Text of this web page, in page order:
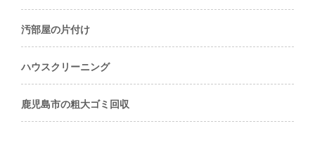
汚部屋の片付け
ハウスクリーニング
鹿児島市の粗大ゴミ回収